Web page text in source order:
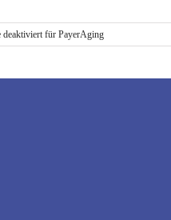
deaktiviertfür PayerAging